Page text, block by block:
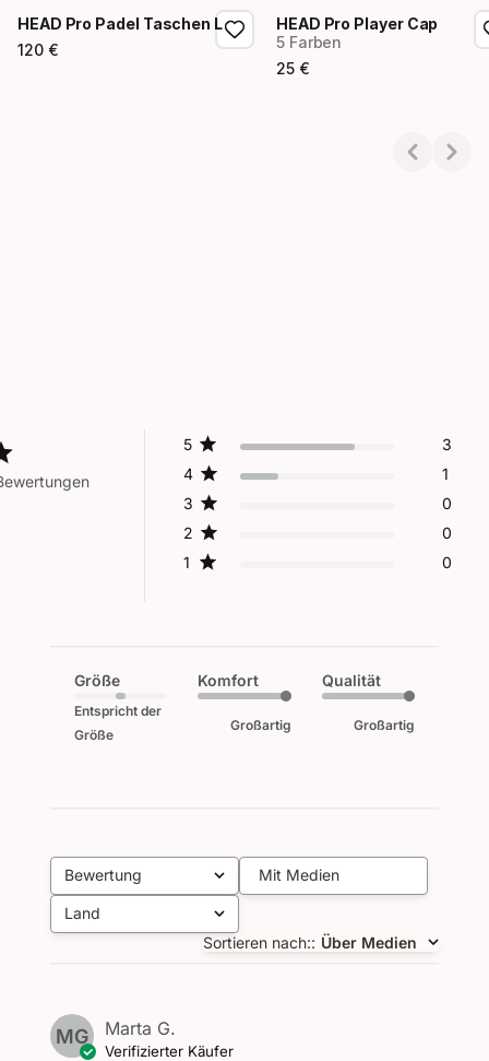
HEAD Pro Padel Taschen L
120 €
Endpreis
HEAD Pro Player Cap
5 Farben
25 €
Endpreis
5
3
4
1
3
0
2
0
1
0
Größe
Entspricht der
Größe
Komfort
Großartig
Qualität
Großartig
Bewertung
Alle Bewertungen Mit Medien
Land
Alle
Sortieren nach:: Über Medien
MG Marta G.
Verifizierter Käufer